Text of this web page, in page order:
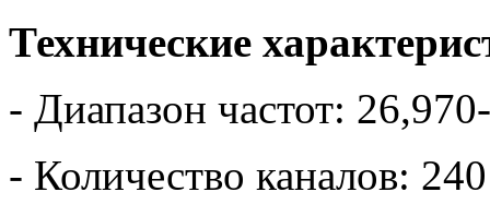
Технические
- Диапазон частот:
- Количество каналов: